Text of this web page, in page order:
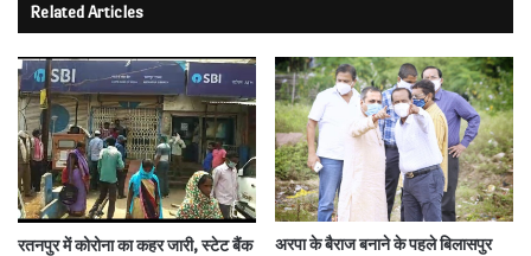
Related Articles
रतनपुर में कोरोना का कहर जारी, स्टेट बैंक
अरपा के बैराज बनाने के पहले बिलासपुर